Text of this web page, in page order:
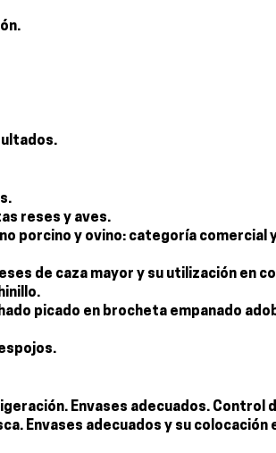
reses y aves.
porcino y ovino: categoría comercial
de caza mayor y su utilización en
picado en brocheta empanado
Envases adecuados. Control
Envases adecuados y su colocación